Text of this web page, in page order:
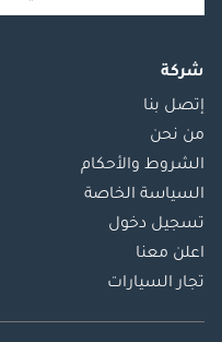
شركة
إتصل بنا
من نحن
الشروط والأحكام
السياسة الخاصة
تسجيل دخول
اعلن معنا
تجار السيارات